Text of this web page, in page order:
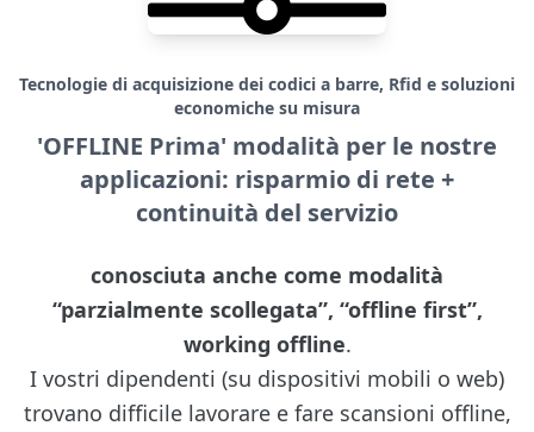
Tecnologie di acquisizione dei codici a barre, Rfid e soluzioni
economiche su misura
'OFFLINE Prima' modalità per le nostre
applicazioni: risparmio di rete +
continuità del servizio
conosciuta anche come modalità
“parzialmente scollegata”, “offline first”,
working offline.
I vostri dipendenti (su dispositivi mobili o web)
trovano difficile lavorare e fare scansioni offline,